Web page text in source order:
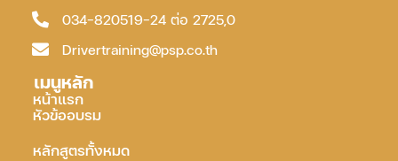
034-820519-24 ต่อ 2725,0
Drivertraining@psp.co.th
เมนูหลัก
หน้าแรก
หัวข้ออบรม
หลักสูตรทั้งหมด